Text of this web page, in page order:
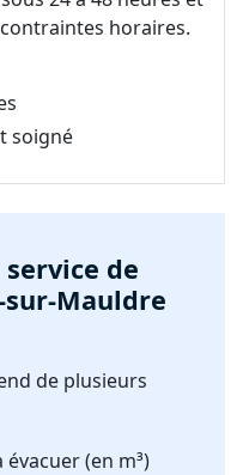
horaires.
soigné
de
Mauldre
de plusieurs
(en m³)